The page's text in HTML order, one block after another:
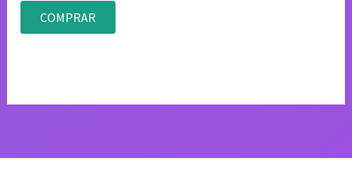
de 5
original
era:
actual
es:
COMPRAR